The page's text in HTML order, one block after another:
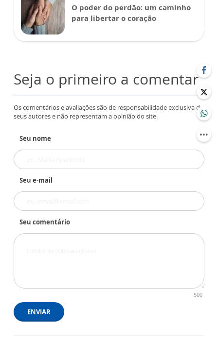
O poder do perdão: um caminho
para libertar o coração
Seja o primeiro a comentar
Os comentários e avaliações são de responsabilidade exclusiva de
seus autores e não representam a opinião do site.
Seu nome
Seu e-mail
Seu comentário
500
ENVIAR